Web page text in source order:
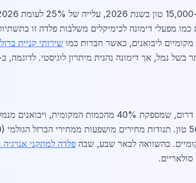
כמו מפעלי דימונה לכימיקלים משלבות פלדה זו
ליבואנים, כאשר חברות כמו שירותי קניית ברזל
בשל נמל, אך דימונה נהנית מיתרון לוגיסטי. לדוגמה,
כוללים את פלדה דרום, שמספקת 40% מהכמות
בהשוואה לבאר שבע, שבה פלדה למתקני